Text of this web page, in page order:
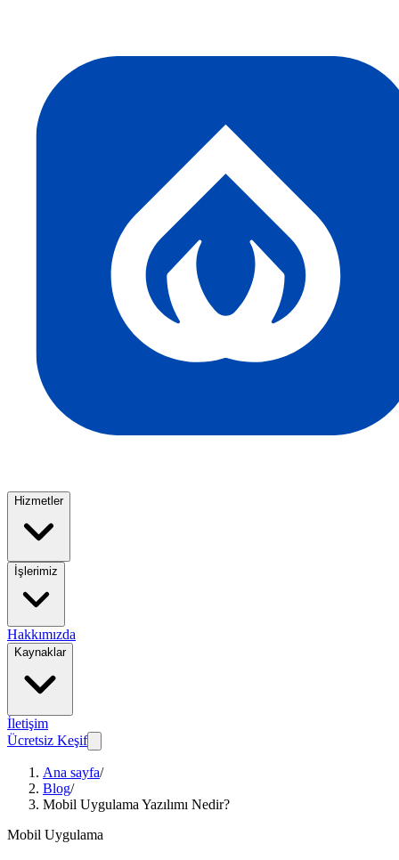
Hizmetler
İşlerimiz
Hakkımızda
Kaynaklar
İletişim
Ücretsiz Keşif
Ana sayfa/
Blog/
Mobil Uygulama Yazılımı Nedir?
Mobil Uygulama